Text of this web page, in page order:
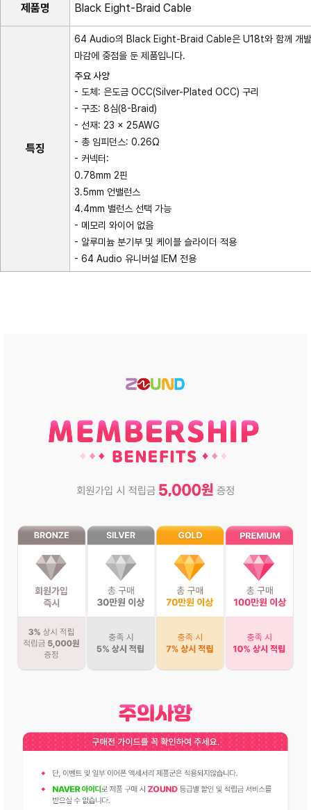
제품명 Black Eight-Braid Cable
특징
64 Audio의 Black Eight-Braid Cable은 U18t와 함께 개발
마감에 중점을 둔 제품입니다.
주요 사양
- 도체: 은도금 OCC(Silver-Plated OCC) 구리
- 구조: 8심(8-Braid)
- 선재: 23 × 25AWG
- 총 임피던스: 0.26Ω
- 커넥터:
0.78mm 2핀
3.5mm 언밸런스
4.4mm 밸런스 선택 가능
- 메모리 와이어 없음
- 알루미늄 분기부 및 케이블 슬라이더 적용
- 64 Audio 유니버설 IEM 전용